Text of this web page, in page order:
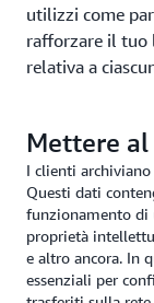
utilizzi come
rafforzare il tuo
relativa a
L'esecuzione di
autorizzazioni e
sono
Lambda
Mettere
I clienti
Questi dati
funzionamento di
proprietà
e altro ancora. In
essenziali per